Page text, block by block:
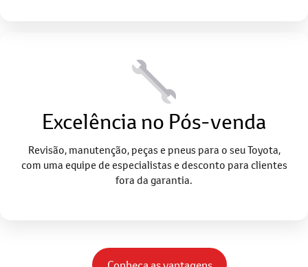
Excelência no Pós-venda
Revisão, manutenção, peças e pneus para o seu Toyota,
com uma equipe de especialistas e desconto para clientes
fora da garantia.